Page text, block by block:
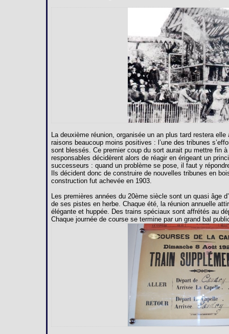
La deuxième réunion, organisée un an plus tard restera
raisons beaucoup moins positives : l’une des tribunes
sont blessés. Ce premier coup du sort aurait pu mettre fin à
responsables décidèrent alors de réagir en érigeant un
successeurs : quand un problème se pose, il faut y
Ils décident donc de construire de nouvelles tribunes en
construction fut achevée en 1903.
Les premières années du 20ème siècle sont un quasi âge
de ses pistes en herbe. Chaque été, la réunion annuelle
élégante et huppée. Des trains spéciaux sont affrétés au
Chaque journée de course se termine par un grand bal